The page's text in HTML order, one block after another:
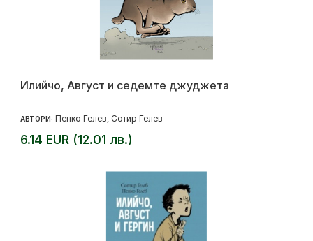
Илийчо, Август и седемте джуджета
АВТОРИ: Пенко Гелев Сотир Гелев
6.14 EUR (12.01 лв.)